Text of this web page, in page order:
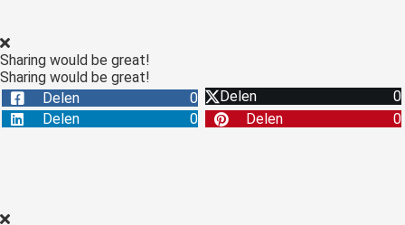
Sharing would be great!
Sharing would be great!
Delen
0 Delen
0
Delen
0 Delen 0